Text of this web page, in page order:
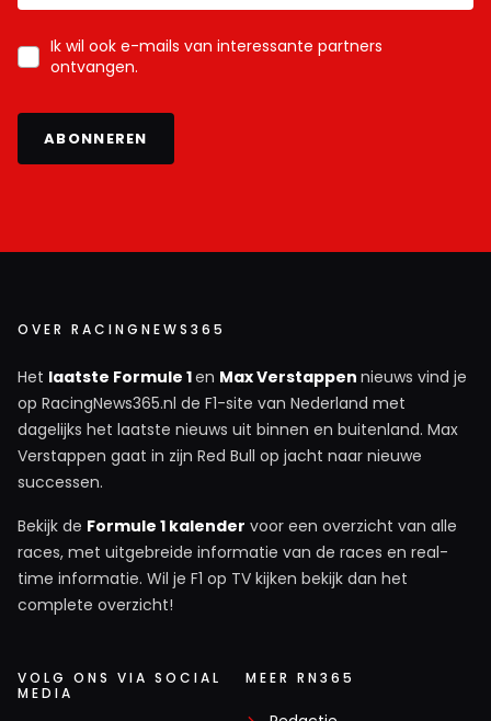
Ik wil ook e-mails van interessante partners
ontvangen.
ABONNEREN
OVER RACINGNEWS365
Het laatste Formule 1en Max Verstappen nieuws vind je
op RacingNews365.nl de F1-site van Nederland met
dagelijks het laatste nieuws uit binnen en buitenland. Max
Verstappen gaat in zijn Red Bull op jacht naar nieuwe
successen.
Bekijk de Formule 1 kalender voor een overzicht van alle
races, met uitgebreide informatie van de races en real-
time informatie. Wil je F1 op TV kijken bekijk dan het
complete overzicht!
VOLG ONS VIA SOCIAL
MEDIA
MEER RN365